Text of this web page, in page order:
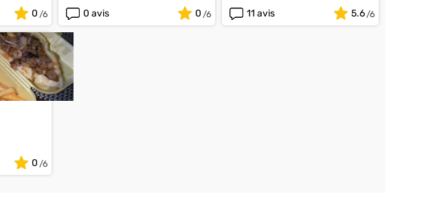
0
0 avis
0 11 avis 5.6
0